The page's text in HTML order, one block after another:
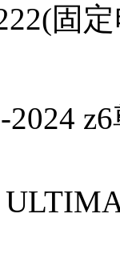
固
2024